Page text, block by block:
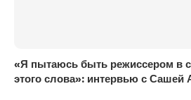
«Я пытаюсь быть режиссером в
этого слова»: интервью с